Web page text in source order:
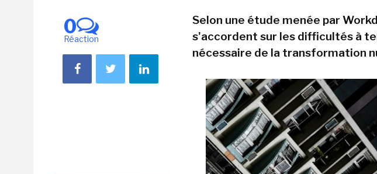
0
Réaction
Selon une étude menée par
s'accordent sur les difficultés à
nécessaire de la transformation